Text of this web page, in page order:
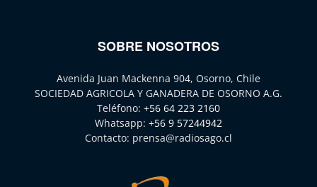
SOBRE NOSOTROS
Avenida Juan Mackenna 904, Osorno, Chile
SOCIEDAD AGRICOLA Y GANADERA DE OSORNO A.G.
Teléfono: +56 64 223 2160
Whatsapp: +56 9 57244942
Contacto: prensa@radiosago.cl